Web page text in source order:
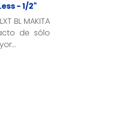
- 1/2"
BL MAKITA
de sólo